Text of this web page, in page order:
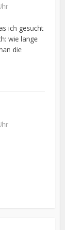
ich gesucht
wie lange
die